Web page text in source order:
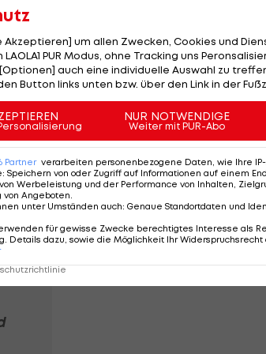
für eine Vertretung der Seelsorge zu
Funktionen tätig. Sein
von den Rapid-Fans allerdings nicht
10
punkten:
wenn wir
wären"
Akzeptieren] um allen Zwecken, Cookies und
PUR Modus, ohne Tracking uns
auch eine individuelle Auswahl zu
Button links unten bzw. über den Link in der
NUR NOTWENDIGE
Weiter mit PUR-Abo
Partner verarbeiten personenbezogene Daten, wie Ihre
: Speichern von oder Zugriff auf Informationen auf einem
Werbeleistung und der Performance von Inhalten,
von Angeboten.
unter Umständen auch: Genaue Standortdaten und
für gewisse Zwecke berechtigtes Interesse als
Details dazu, sowie die Möglichkeit Ihr